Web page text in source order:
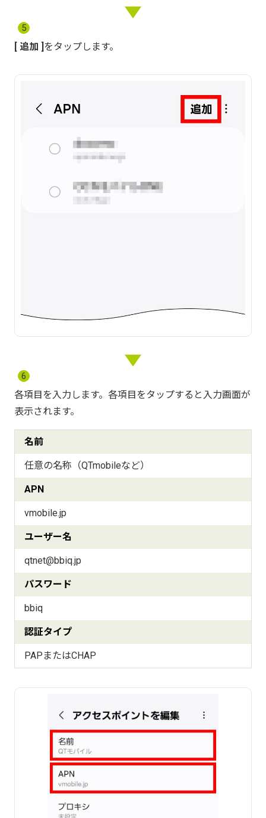
5
追加 をタップします。
6
各項目を入力します。各項目をタップすると入力画面が
表示されます。
名前
任意の名称（QTmobileなど）
APN
vmobile.jp
ユーザー名
qtnet@bbiq.jp
パスワード
bbiq
認証タイプ
PAPまたはCHAP